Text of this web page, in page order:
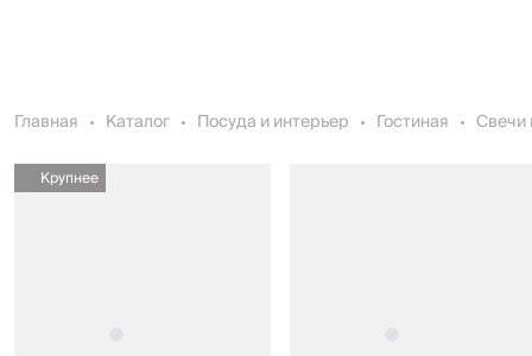
Главная Каталог Посуда и интерьер Гостиная Свечи
Крупнее